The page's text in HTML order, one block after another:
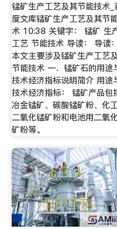
锰矿生产工艺及其节能技术_
度文库锰矿生产工艺及其节
术 10:38 关键字： 锰矿 生
工艺 节能技术 导读： 导读：
本文主要涉及锰矿生产工艺
节能技术 一．锰矿石的用途
技术经济指标说明简介 用途
技术经济指标： 锰矿产品包
冶金锰矿、碳酸锰矿粉、化
二氧化锰矿粉和电池用二氧
矿粉等。